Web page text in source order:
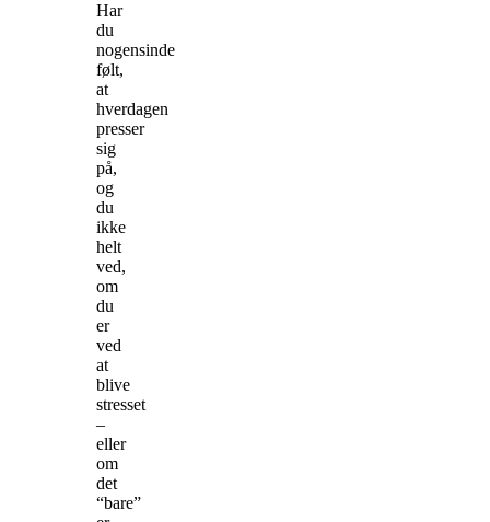
Har
du
nogensinde
følt,
at
hverdagen
presser
sig
på,
og
du
ikke
helt
ved,
om
du
er
ved
at
blive
stresset
–
eller
om
det
“bare”